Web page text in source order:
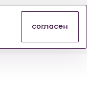
АВТОЗАПЧАСТЕЙ
согласен